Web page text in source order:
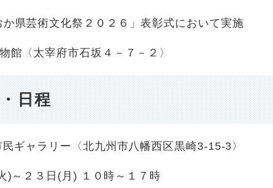
祭２０２６」表彰式において実施
〈太宰府市石坂４－７－２〉
日程
ギャラリー〈北九州市八幡西区黒崎3-15-3〉
２３日(月) １０時～１７時